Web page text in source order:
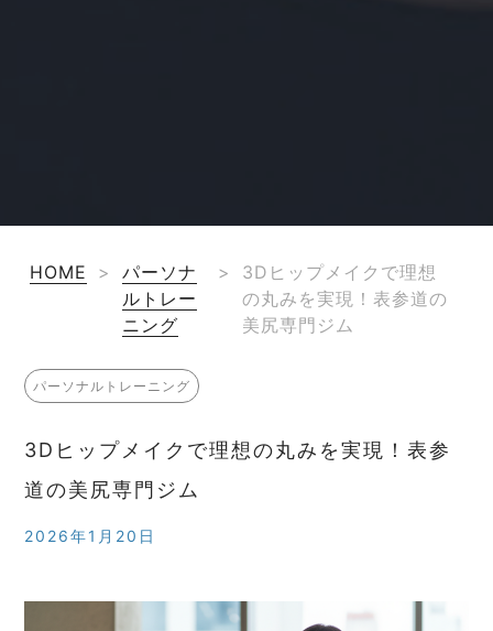
HOME >
パーソナ
ルトレー
ニング
>
3Dヒップメイクで理想
の丸みを実現！表参道の
美尻専門ジム
パーソナルトレーニング
3Dヒップメイクで理想の丸みを実現！表参
道の美尻専門ジム
2026年1月20日